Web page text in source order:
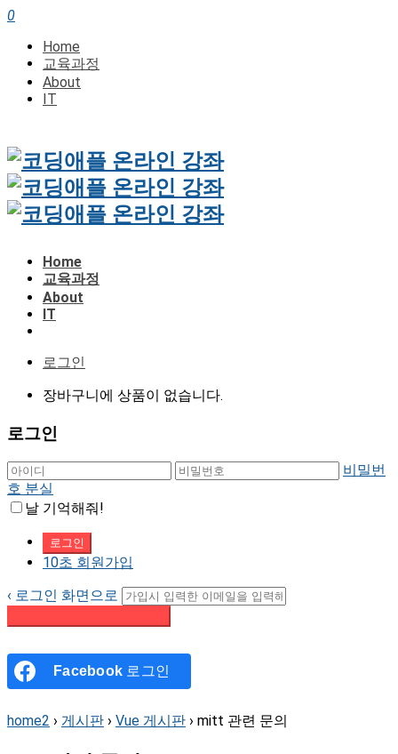
0
Home
교육과정
About
IT
Home
교육과정
About
IT
로그인
장바구니에 상품이 없습니다.
로그인
비밀번
호 분실
날 기억해줘!
10초 회원가입
‹ 로그인 화면으로
Facebook 로그인
home2 › 게시판 › Vue 게시판 › mitt 관련 문의